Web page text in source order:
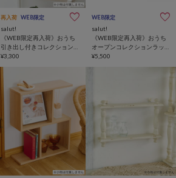
再入荷 WEB限定
salut!
《WEB限定再入荷》おうち
引き出し付きコレクション
ラック
¥3,300
WEB限定
salut!
《WEB限定再入荷》おうち
オープンコレクションラッ
ク
¥5,500